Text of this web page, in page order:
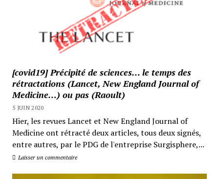
[covid19] Précipité de sciences… le temps des
rétractations (Lancet, New England Journal of
Medicine…) ou pas (Raoult)
5 JUIN 2020
Hier, les revues Lancet et New England Journal of
Medicine ont rétracté deux articles, tous deux signés,
entre autres, par le PDG de l'entreprise Surgisphere,...
Laisser un commentaire